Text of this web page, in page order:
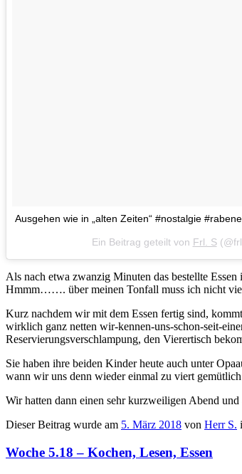
Ausgehen wie in „alten Zeiten“ #nostalgie
Ein Beitrag geteilt von Frl. S
Als nach etwa zwanzig Minuten das bestellte
Hmmm……. über meinen Tonfall muss ich nicht viel
Kurz nachdem wir mit dem Essen fertig sind,
wirklich ganz netten wir-kennen-uns-schon-seit-
Reservierungsverschlampung, den Vierertisch
Sie haben ihre beiden Kinder heute auch unter
wann wir uns denn wieder einmal zu viert
Wir hatten dann einen sehr kurzweiligen Abend
Dieser Beitrag wurde am 5. März 2018 von Herr S.
Woche 5.18 – Kochen, Lesen, Essen